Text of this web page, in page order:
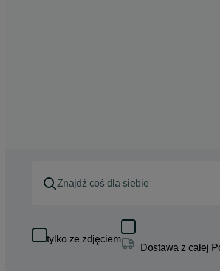
tylko ze zdjęciem
Dostawa z całej